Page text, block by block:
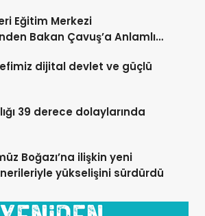
Eğitim Merkezi
Bakan Çavuş’a Anlamlı
dijital devlet ve güçlü
39 derece dolaylarında
Boğazı’na ilişkin yeni
yükselişini sürdürdü